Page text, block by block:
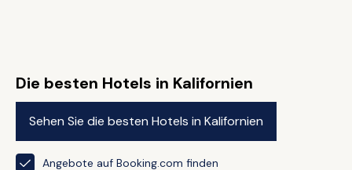
Die besten Hotels in Kalifornien
Sehen Sie die besten Hotels in Kalifornien
Angebote auf Booking.com finden